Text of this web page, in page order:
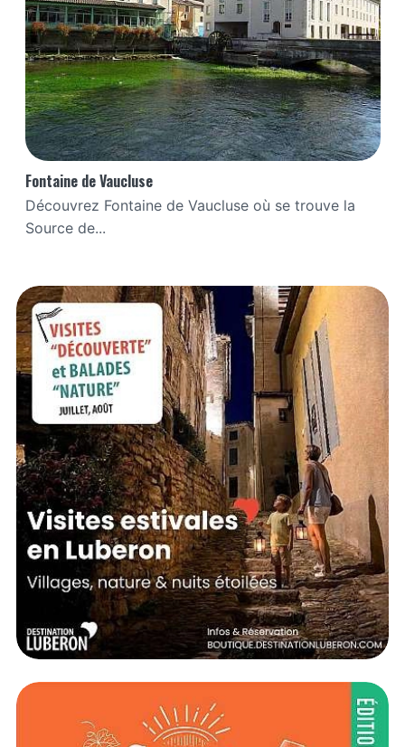
Fontaine de Vaucluse
Découvrez Fontaine de Vaucluse où se trouve la
Source de...